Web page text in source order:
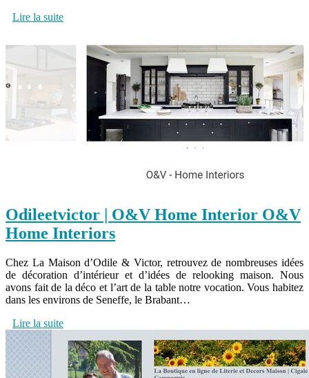
Lire la suite
Odi­leet­victor | O&V Home Interior O&V
Home Interiors
Chez La Maison d’Odile & Victor, retrouvez de nombreuses idées
de décoration d’intérieur et d’idées de relooking maison. Nous
avons fait de la déco et l’art de la table notre vocation. Vous habitez
dans les environs de Seneffe, le Brabant…
Lire la suite